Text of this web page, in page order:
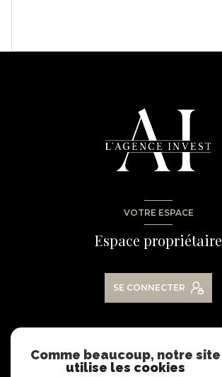
VOTRE ESPACE
Espace propriétaire
SE CONNECTER
Nous suivre
Comme beaucoup, notre site
utilise les cookies